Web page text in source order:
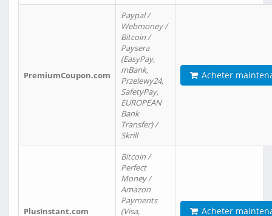
PremiumCoupon.com
Paypal /
Webmoney /
Bitcoin /
Paysera
(EasyPay,
mBank,
Przelewy24,
SafetyPay,
EUROPEAN
Bank
Transfer) /
Skrill
Acheter
PlusInstant.com
Bitcoin /
Perfect
Money /
Amazon
Payments
(Visa,
Acheter